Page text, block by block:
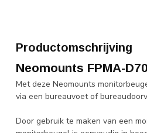
Productomschrijving
Neomounts FPMA-
Met deze Neomounts
via een bureauvoet of
Door gebruik te maken van een